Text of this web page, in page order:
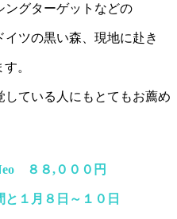
ングターゲットなどの
ツの黒い森、現地に赴き
。
ている人にもとてもお薦め
８８,０００円
と１月８日～１０日